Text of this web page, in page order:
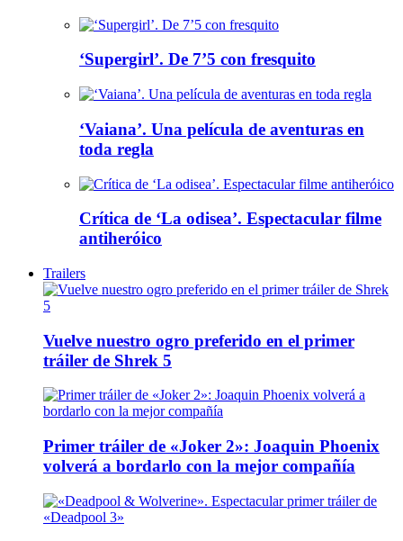
‘Supergirl’. De 7’5 con fresquito
‘Vaiana’. Una película de aventuras en
toda regla
Crítica de ‘La odisea’. Espectacular filme
antiheróico
Trailers
Vuelve nuestro ogro preferido en el primer
tráiler de Shrek 5
Primer tráiler de «Joker 2»: Joaquin Phoenix
volverá a bordarlo con la mejor compañía